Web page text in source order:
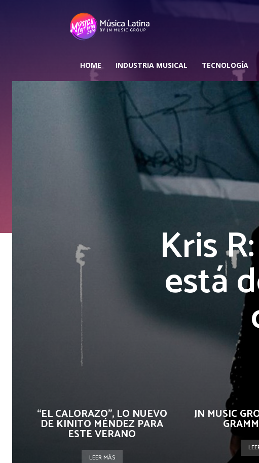
HOME INDUSTRIA MUSICAL TECNOLOGÍA
Kris
está
“EL CALORAZO”, LO NUEVO
DE KINITO MÉNDEZ PARA
ESTE VERANO
LEER MÁS
JN MUSIC